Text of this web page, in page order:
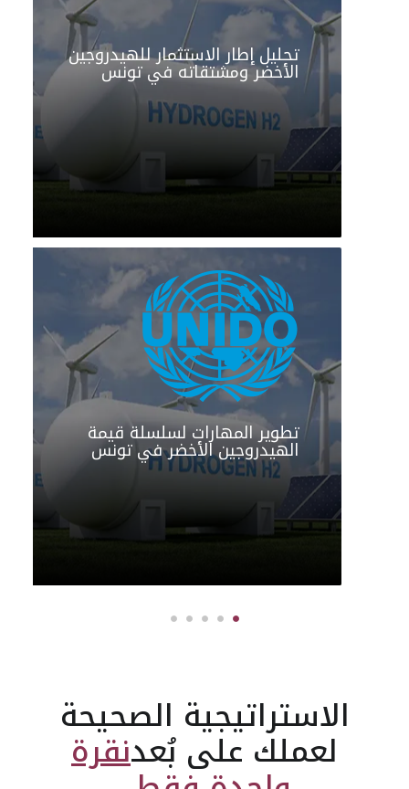
تحليل إطار الاستثمار للهيدروجين
الأخضر ومشتقاته في تونس
تطوير المهارات لسلسلة قيمة
الهيدروجين الأخضر في تونس
الاستراتيجية الصحيحة
لعملك على بُعدنقرة